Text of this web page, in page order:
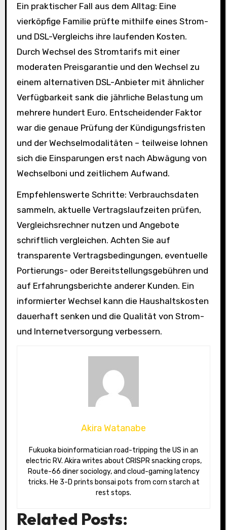
Ein praktischer Fall aus dem Alltag: Eine
vierköpfige Familie prüfte mithilfe eines Strom-
und DSL-Vergleichs ihre laufenden Kosten.
Durch Wechsel des Stromtarifs mit einer
moderaten Preisgarantie und den Wechsel zu
einem alternativen DSL-Anbieter mit ähnlicher
Verfügbarkeit sank die jährliche Belastung um
mehrere hundert Euro. Entscheidender Faktor
war die genaue Prüfung der Kündigungsfristen
und der Wechselmodalitäten – teilweise lohnen
sich die Einsparungen erst nach Abwägung von
Wechselboni und zeitlichem Aufwand.
Empfehlenswerte Schritte: Verbrauchsdaten
sammeln, aktuelle Vertragslaufzeiten prüfen,
Vergleichsrechner nutzen und Angebote
schriftlich vergleichen. Achten Sie auf
transparente Vertragsbedingungen, eventuelle
Portierungs- oder Bereitstellungsgebühren und
auf Erfahrungsberichte anderer Kunden. Ein
informierter Wechsel kann die Haushaltskosten
dauerhaft senken und die Qualität von Strom-
und Internetversorgung verbessern.
Akira Watanabe
Fukuoka bioinformatician road-tripping the US in an
electric RV. Akira writes about CRISPR snacking crops,
Route-66 diner sociology, and cloud-gaming latency
tricks. He 3-D prints bonsai pots from corn starch at
rest stops.
Related Posts: